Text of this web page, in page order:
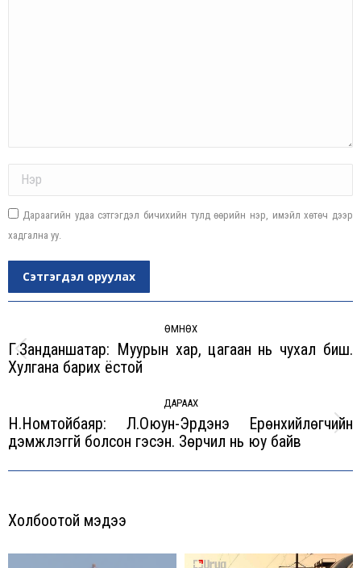
Дараагийн удаа сэтгэгдэл бичихийн тулд өөрийн нэр, имэйл хөтөч дээр
хадгална уу.
Сэтгэгдэл оруулах
navigation
ӨМНӨХ
Previous
Г.Занданшатар: Муурын хар, цагаан нь чухал биш.
Хулгана барих ёстой
ДАРААХ
Next
post:
Н.Номтойбаяр: Л.Оюун-Эрдэнэ Ерөнхийлөгчийн
дэмжлэггүй болсон гэсэн. Зөрчил нь юу байв
Холбоотой мэдээ